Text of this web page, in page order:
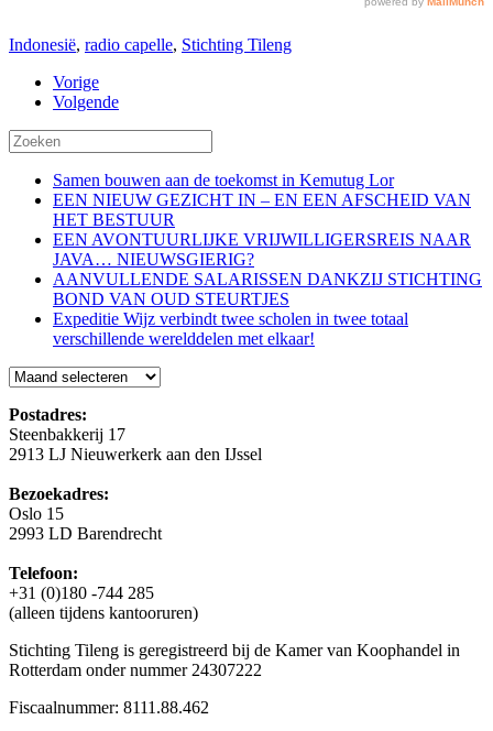
Indonesië, radio capelle, Stichting Tileng
Vorige
Volgende
Samen bouwen aan de toekomst in Kemutug Lor
EEN NIEUW GEZICHT IN – EN EEN AFSCHEID VAN
HET BESTUUR
EEN AVONTUURLIJKE VRIJWILLIGERSREIS NAAR
JAVA… NIEUWSGIERIG?
AANVULLENDE SALARISSEN DANKZIJ STICHTING
BOND VAN OUD STEURTJES
Expeditie Wijz verbindt twee scholen in twee totaal
verschillende werelddelen met elkaar!
Blog
Postadres:
Steenbakkerij 17
2913 LJ Nieuwerkerk aan den IJssel
Bezoekadres:
Oslo 15
2993 LD Barendrecht
Telefoon:
+31 (0)180 -744 285
(alleen tijdens kantooruren)
Stichting Tileng is geregistreerd bij de Kamer van Koophandel in
Rotterdam onder nummer 24307222
Fiscaalnummer: 8111.88.462